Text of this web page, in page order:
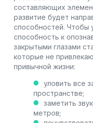
составляющих
развитие будет
способностей. Чтобы
способность к
закрытыми глазами
которые не
привычной жизни:
уловить все
пространстве;
заметить
метров;